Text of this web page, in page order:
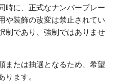
時に、正式なナンバープレー
や装飾の改変は禁止されてい
制であり、強制ではありませ
または抽選となるため、希望
ります。